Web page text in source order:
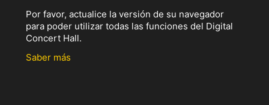
Por favor, actualice la versión de su navegador
para poder utilizar todas las funciones del Digital
Concert Hall.
Saber más